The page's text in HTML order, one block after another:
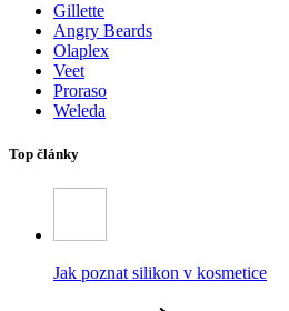
Gillette
Angry Beards
Olaplex
Veet
Proraso
Weleda
Top články
Jak poznat silikon v kosmetice